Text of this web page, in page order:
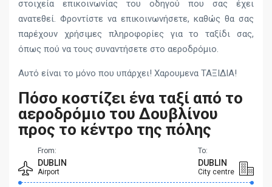
στοιχεία επικοινωνίας του οδηγού που σας έχει
ανατεθεί. Φροντίστε να επικοινωνήσετε, καθώς θα σας
παρέχουν χρήσιμες πληροφορίες για το ταξίδι σας,
όπως πού να τους συναντήσετε στο αεροδρόμιο.
Αυτό είναι το μόνο που υπάρχει! Χαρουμενα ΤΑΞΙΔΙΑ!
Πόσο κοστίζει ένα ταξί από το
αεροδρόμιο του Δουβλίνου
προς το κέντρο της πόλης
From:
DUBLIN
Airport
To:
DUBLIN
City centre